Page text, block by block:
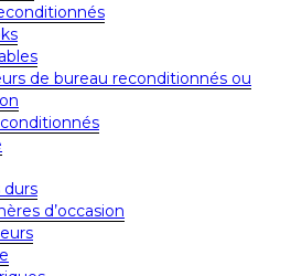
de bureau reconditionnés ou
durs
d’occasion